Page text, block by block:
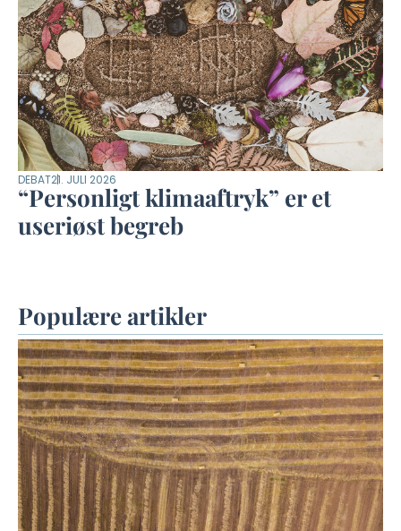
DEBAT21. JULI 2026
“Personligt klimaaftryk” er et
useriøst begreb
Populære artikler